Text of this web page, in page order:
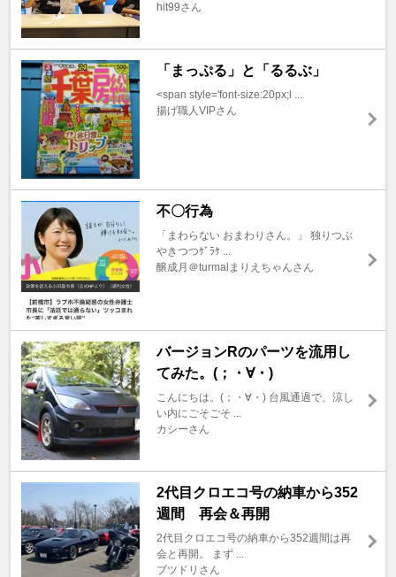
hit99さん
「まっぷる」と「るるぶ」
<span style='font-size:20px;l ...
揚げ職人VIPさん
不〇行為
「まわらない おまわりさん。」 独りつぶ
やきつつｹﾞﾗｹ ...
醸成月＠turmalまりえちゃんさん
バージョンRのパーツを流用し
てみた。(；・∀・)
こんにちは。(；・∀・) 台風通過で、涼し
い内にごそごそ ...
カシーさん
2代目クロエコ号の納車から352
週間 再会＆再開
2代目クロエコ号の納車から352週間は再
会と再開。 まず ...
ブツドリさん